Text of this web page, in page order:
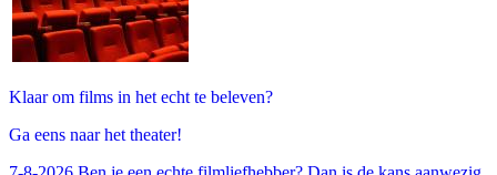
Klaar om films in het echt te beleven?
Ga eens naar het theater!